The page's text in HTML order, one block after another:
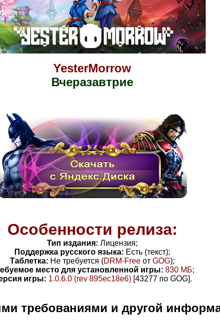
YesterMorrow
Вчеразавтрие
Особенности релиза:
Тип издания: Лицензия;
Поддержка русского языка: Есть (текст);
Таблетка: Не требуется (DRM-Free от GOG);
место для установленной игры: 830 МБ;
игры: 1.0.6.0 (rev 895ec18e6) [43277 по GOG].
требованиями и другой